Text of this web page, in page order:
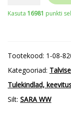
Wulkan
Kasuta 16981 punkti
Tootekood: 1-08-
Kategooriad:
Tulekindlad,
Silt: SARA WW